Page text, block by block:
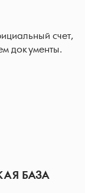
счет,
документы.
БАЗА